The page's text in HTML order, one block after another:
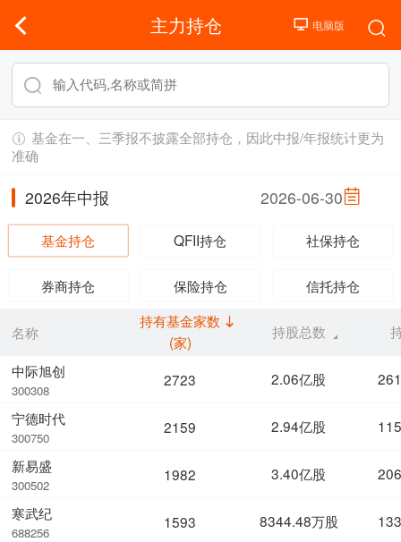
主力持仓
基金在一、三季报不披露全部持仓，因此中报/年报统计更为
准确
2026年中报 2026-06-30
基金持仓 QFII持仓 社保持仓
券商持仓 保险持仓 信托持仓
名称
中际旭创
300308
宁德时代
300750
新易盛
300502
寒武纪
688256
持有基金家数
(家)
持股总数
2723 2.06亿股
2159 2.94亿股
1982 3.40亿股
1593 8344.48万股